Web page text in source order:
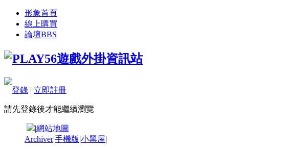
形象首頁
線上購買
論壇BBS
登錄 | 立即註冊
請先登錄後才能繼續瀏覽
|網站地圖
Archiver|手機版|小黑屋|